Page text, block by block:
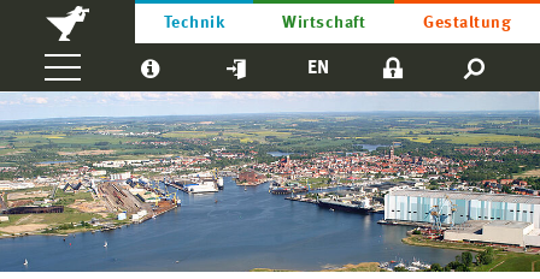
Technik Wirtschaft Gestaltung
EN